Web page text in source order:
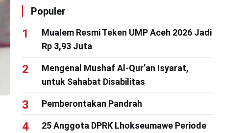
Populer
Mualem Resmi Teken UMP Aceh 2026 Jadi
Rp 3,93 Juta
Mengenal Mushaf Al-Qur’an Isyarat,
untuk Sahabat Disabilitas
Pemberontakan Pandrah
25 Anggota DPRK Lhokseumawe Periode